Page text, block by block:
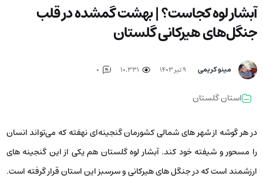
آبشار لوه کجاست؟ | بهشت گمشده در قلب
جنگل‌های هیرکانی گلستان
مینو کریمی ۹ تیر ۱۴۰۳
استان گلستان
در هر گوشه از شهر های شمالی کشورمان گنجینه‌ای نهفته که می‌تواند انسان
را مسحور و شیفته خود کند. آبشار لوه گلستان هم یکی از این گنجینه ‌های
ارزشمند است که در جنگل های هیرکانی و سرسبز این استان قرار گرفته است.